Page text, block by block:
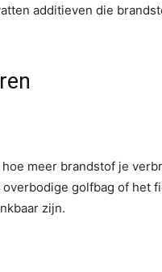
additieven die
meer brandstof je
golfbag of het
zijn.